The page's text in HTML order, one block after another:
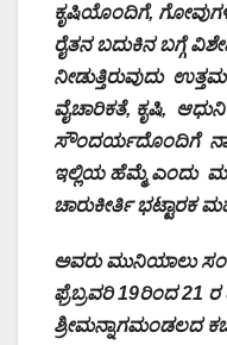
ಕೃಷಿಯೊಂದಿಗೆ,
ರೈತನ ಬದುಕಿನ ಬಗ್ಗೆ
ನೀಡುತ್ತಿರುವುದು
ವೈಚಾರಿಕತೆ, ಕೃಷಿ,
ಸೌಂದರ್ಯದೊಂದಿಗೆ
ಇಲ್ಲಿಯ ಹೆಮ್ಮೆ ಎಂದು
ಚಾರುಕೀರ್ತಿ ಭಟ್ಟಾರಕ
ಅವರು ಮುನಿಯಾಲು
ಫ್ರೆಬ್ರವರಿ 19ರಿಂದ 21
ಶ್ರೀಮನ್ನಾಗಮಂಡಲದ